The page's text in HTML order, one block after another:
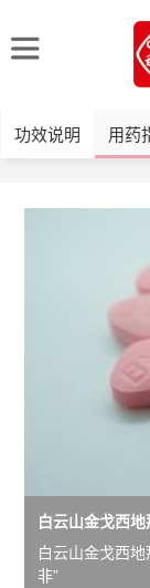
功效说明 用药
白云山金戈西地
白云山金戈西
非”